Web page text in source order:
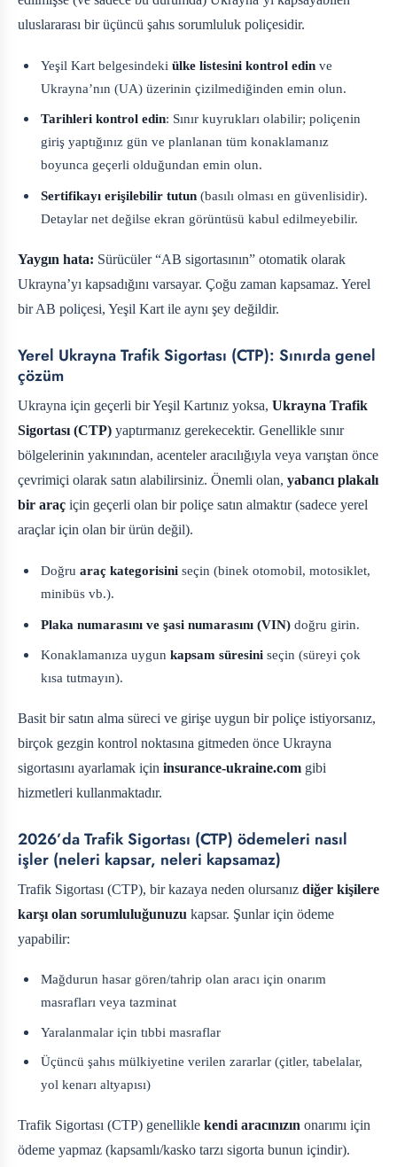
uluslararası bir üçüncü şahıs sorumluluk poliçesidir.
Yeşil Kart belgesindekiülke listesini kontrol edin ve
Ukrayna’nın (UA) üzerinin çizilmediğinden emin olun.
Tarihleri kontrol edin: Sınır kuyrukları olabilir; poliçenin
giriş yaptığınız gün ve planlanan tüm konaklamanız
boyunca geçerli olduğundan emin olun.
Sertifikayı erişilebilir tutun (basılı olması en güvenlisidir).
Detaylar net değilse ekran görüntüsü kabul edilmeyebilir.
Yaygın hata: Sürücüler “AB sigortasının” otomatik olarak
Ukrayna’yı kapsadığını varsayar. Çoğu zaman kapsamaz. Yerel
bir AB poliçesi, Yeşil Kart ile aynı şey değildir.
Yerel Ukrayna Trafik Sigortası (CTP): Sınırda genel
çözüm
Ukrayna için geçerli bir Yeşil Kartınız yoksa, Ukrayna Trafik
Sigortası (CTP) yaptırmanız gerekecektir. Genellikle sınır
bölgelerinin yakınından, acenteler aracılığıyla veya varıştan önce
çevrimiçi olarak satın alabilirsiniz. Önemli olan, yabancı plakalı
bir araç için geçerli olan bir poliçe satın almaktır (sadece yerel
araçlar için olan bir ürün değil).
Doğruaraç kategorisini seçin (binek otomobil, motosiklet,
minibüs vb.).
Plaka numarasını ve şasi numarasını (VIN) doğru girin.
Konaklamanıza uygunkapsam süresini seçin (süreyi çok
kısa tutmayın).
Basit bir satın alma süreci ve girişe uygun bir poliçe istiyorsanız,
birçok gezgin kontrol noktasına gitmeden önce Ukrayna
sigortasını ayarlamak için insurance-ukraine.com gibi
hizmetleri kullanmaktadır.
2026’da Trafik Sigortası (CTP) ödemeleri nasıl
işler (neleri kapsar, neleri kapsamaz)
Trafik Sigortası (CTP), bir kazaya neden olursanız diğer kişilere
karşı olan sorumluluğunuzu kapsar. Şunlar için ödeme
yapabilir:
Mağdurun hasar gören/tahrip olan aracı için onarım
masrafları veya tazminat
Yaralanmalar için tıbbi masraflar
Üçüncü şahıs mülkiyetine verilen zararlar (çitler, tabelalar,
yol kenarı altyapısı)
Trafik Sigortası (CTP) genellikle kendi aracınızın onarımı için
ödeme yapmaz (kapsamlı/kasko tarzı sigorta bunun içindir).